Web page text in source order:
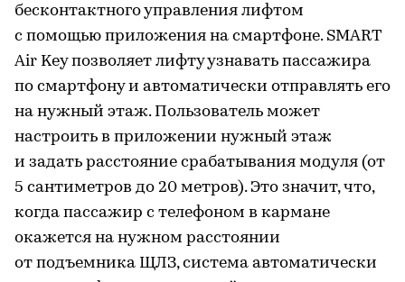
бесконтактного управления лифтом
с помощью приложения на смартфоне. SMART
Air Key позволяет лифту узнавать пассажира
по смартфону и автоматически отправлять его
на нужный этаж. Пользователь может
настроить в приложении нужный этаж
и задать расстояние срабатывания модуля (от
5 сантиметров до 20 метров). Это значит, что,
когда пассажир с телефоном в кармане
окажется на нужном расстоянии
от подъемника ЩЛЗ, система автоматически